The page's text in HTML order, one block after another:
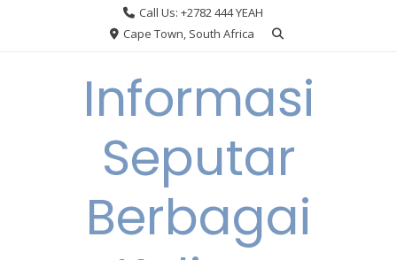
Call Us: +2782 444 YEAH
Cape Town, South Africa
Informasi
Seputar
Berbagai